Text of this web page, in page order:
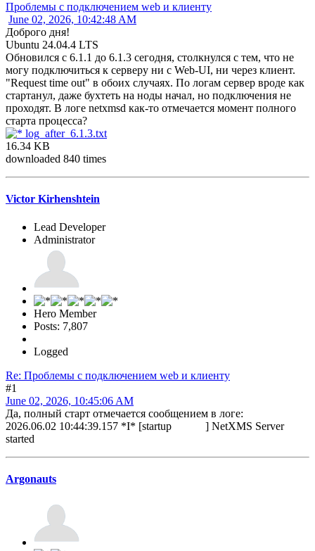
Проблемы с подключением web и клиенту
June 02, 2026, 10:42:48 AM
Доброго дня!
Ubuntu 24.04.4 LTS
Обновился с 6.1.1 до 6.1.3 сегодня, столкнулся с тем, что не
могу подключиться к серверу ни с Web-UI, ни через клиент.
"Request time out" в обоих случаях. По логам сервер вроде как
стартанул, даже бухтеть на ноды начал, но подключения не
проходят. В логе netxmsd как-то отмечается момент полного
старта процесса?
log_after_6.1.3.txt
16.34 KB
downloaded 840 times
Victor Kirhenshtein
Lead Developer
Administrator
Hero Member
Posts: 7,807
Logged
Re: Проблемы с подключением web и клиенту
#1
June 02, 2026, 10:45:06 AM
Да, полный старт отмечается сообщением в логе:
2026.06.02 10:44:39.157 *I* [startup ] NetXMS Server
started
Argonauts